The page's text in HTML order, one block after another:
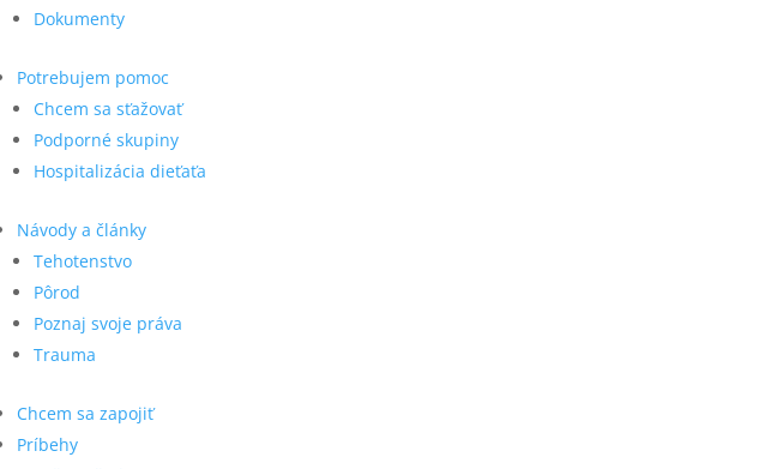
Dokumenty
Potrebujem pomoc
Chcem sa sťažovať
Podporné skupiny
Hospitalizácia dieťaťa
Návody a články
Tehotenstvo
Pôrod
Poznaj svoje práva
Trauma
Chcem sa zapojiť
Príbehy